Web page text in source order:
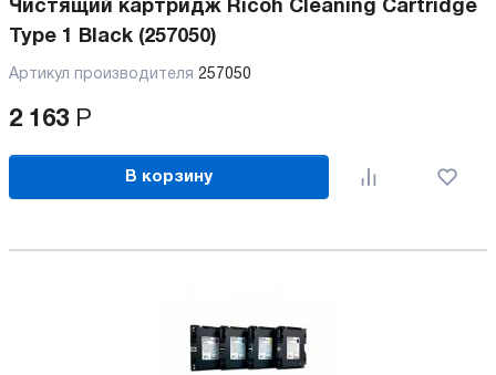
Чистящий картридж Ricoh Cleaning Cartridge
Type 1 Black (257050)
Артикул производителя 257050
2 163 Р
В корзину